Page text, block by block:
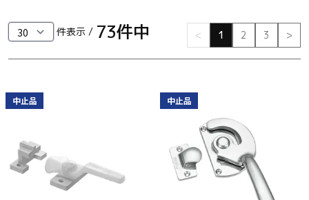
キャスター・アジャスター・スライドレール・モ
ニターアーム
K・KC
件表示 / 73件中 < 1 2 3 >
中止品 中止品